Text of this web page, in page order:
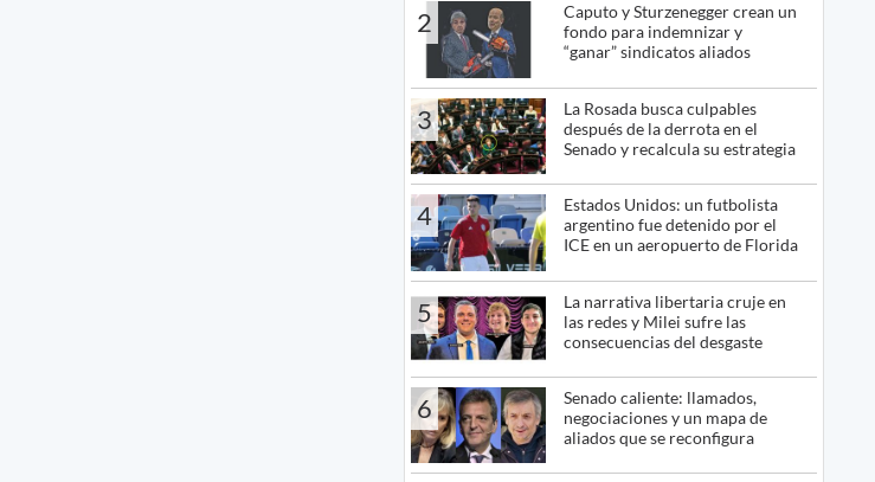
2
Caputo y Sturzenegger crean un
fondo para indemnizar y
“ganar” sindicatos aliados
3
La Rosada busca culpables
después de la derrota en el
Senado y recalcula su estrategia
4
Estados Unidos: un futbolista
argentino fue detenido por el
ICE en un aeropuerto de Florida
5
La narrativa libertaria cruje en
las redes y Milei sufre las
consecuencias del desgaste
6
Senado caliente: llamados,
negociaciones y un mapa de
aliados que se reconfigura